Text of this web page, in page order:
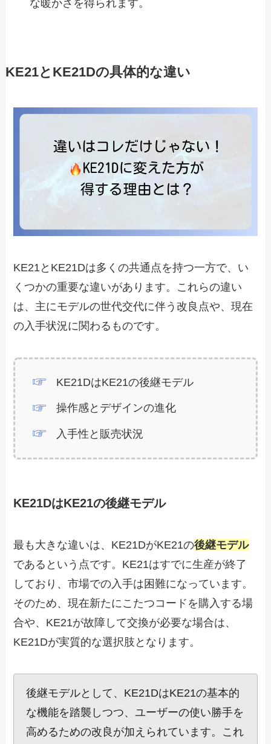
な暖かさを得られます。
KE21とKE21Dの具体的な違い
KE21とKE21Dは多くの共通点を持つ一方で、い
くつかの重要な違いがあります。これらの違い
は、主にモデルの世代交代に伴う改良点や、現在
の入手状況に関わるものです。
KE21DはKE21の後継モデル
操作感とデザインの進化
入手性と販売状況
KE21DはKE21の後継モデル
最も大きな違いは、KE21DがKE21の後継モデル
であるという点です。KE21はすでに生産が終了
しており、市場での入手は困難になっています。
そのため、現在新たにこたつコードを購入する場
合や、KE21が故障して交換が必要な場合は、
KE21Dが実質的な選択肢となります。
後継モデルとして、KE21DはKE21の基本的
な機能を踏襲しつつ、ユーザーの使い勝手を
高めるための改良が加えられています。これ